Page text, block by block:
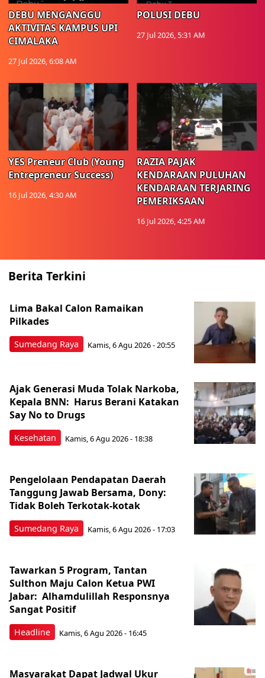
DEBU MENGANGGU
AKTIVITAS KAMPUS UPI
CIMALAKA
27 Jul 2026, 6:08 AM
POLUSI DEBU
27 Jul 2026, 5:31 AM
YES Preneur Club (Young
Entrepreneur Success)
16 Jul 2026, 4:30 AM
RAZIA PAJAK
KENDARAAN PULUHAN
KENDARAAN TERJARING
PEMERIKSAAN
16 Jul 2026, 4:25 AM
Berita Terkini
Sumedang Raya
Lima Bakal Calon Ramaikan
Pilkades
Kamis, 6 Agu 2026 - 20:55
Kesehatan
Ajak Generasi Muda Tolak Narkoba,
Kepala BNN: Harus Berani Katakan
Say No to Drugs
Kamis, 6 Agu 2026 - 18:38
Sumedang Raya
Pengelolaan Pendapatan Daerah
Tanggung Jawab Bersama, Dony:
Tidak Boleh Terkotak-kotak
Kamis, 6 Agu 2026 - 17:03
Headline
Tawarkan 5 Program, Tantan
Sulthon Maju Calon Ketua PWI
Jabar: Alhamdulillah Responsnya
Sangat Positif
Kamis, 6 Agu 2026 - 16:45
Masyarakat Dapat Jadwal Ukur